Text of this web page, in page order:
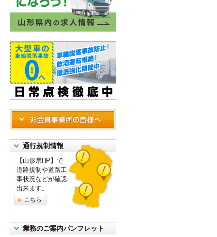
通行規制情報
【山形県HP】で
道路規制や道路工
事状況などが確認
出来ます。
こちら
業務のご案内パンフレット